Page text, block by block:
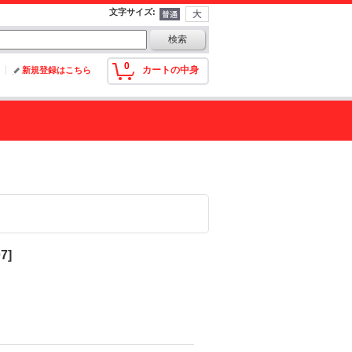
文字サイズ:
0 カートの中身
新規登録はこちら
]